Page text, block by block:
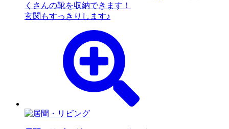
くさんの靴を収納できます！
玄関もすっきりします♪